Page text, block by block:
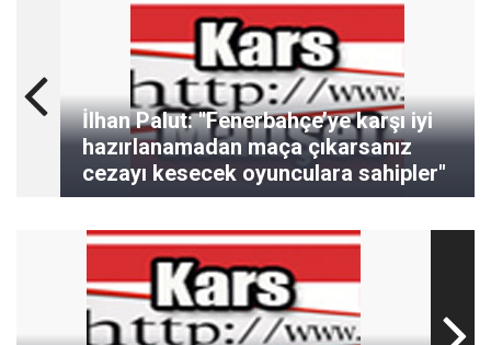
İlhan Palut: "Fenerbahçe’ye karşı iyi
hazırlanamadan maça çıkarsanız
cezayı kesecek oyunculara sahipler"